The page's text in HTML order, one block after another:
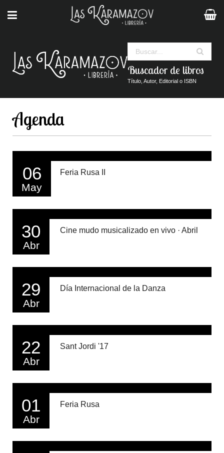
Buscador de libros
Título, Autor, Editorial o ISBN
Agenda
06
May
Feria Rusa II
30
Abr
Cine mudo musicalizado en vivo · Abril
29
Abr
Día Internacional de la Danza
22
Abr
Sant Jordi '17
01
Abr
Feria Rusa